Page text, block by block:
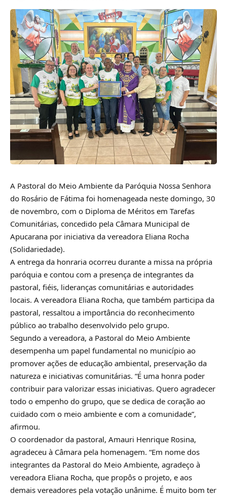
A Pastoral do Meio Ambiente da Paróquia Nossa Senhora
do Rosário de Fátima foi homenageada neste domingo, 30
de novembro, com o Diploma de Méritos em Tarefas
Comunitárias, concedido pela Câmara Municipal de
Apucarana por iniciativa da vereadora Eliana Rocha
(Solidariedade).
A entrega da honraria ocorreu durante a missa na própria
paróquia e contou com a presença de integrantes da
pastoral, fiéis, lideranças comunitárias e autoridades
locais. A vereadora Eliana Rocha, que também participa da
pastoral, ressaltou a importância do reconhecimento
público ao trabalho desenvolvido pelo grupo.
Segundo a vereadora, a Pastoral do Meio Ambiente
desempenha um papel fundamental no município ao
promover ações de educação ambiental, preservação da
natureza e iniciativas comunitárias. “É uma honra poder
contribuir para valorizar essas iniciativas. Quero agradecer
todo o empenho do grupo, que se dedica de coração ao
cuidado com o meio ambiente e com a comunidade”,
afirmou.
O coordenador da pastoral, Amauri Henrique Rosina,
agradeceu à Câmara pela homenagem. “Em nome dos
integrantes da Pastoral do Meio Ambiente, agradeço à
vereadora Eliana Rocha, que propôs o projeto, e aos
demais vereadores pela votação unânime. É muito bom ter